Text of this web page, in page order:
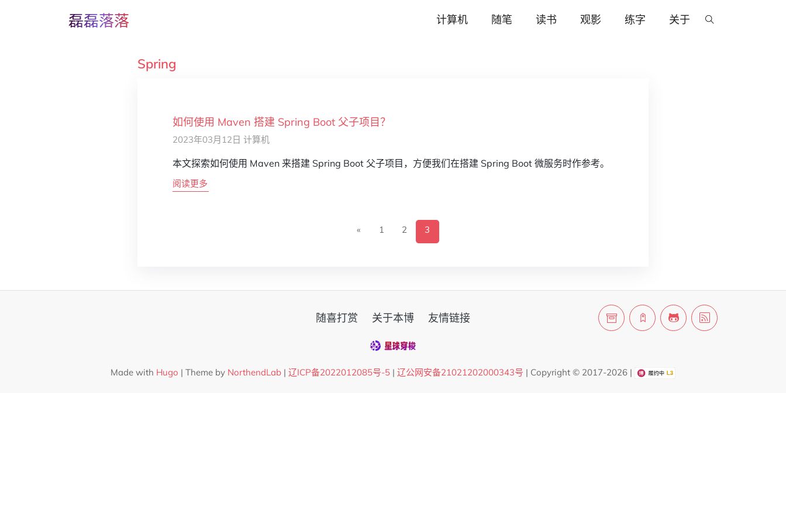
磊磊落落 计算机 随笔 读书 观影 练字 关于
Spring
如何使用 Maven 搭建 Spring Boot 父子项目？
2023年03月12日 计算机
本文探索如何使用 Maven 来搭建 Spring Boot 父子项目，方便我们在搭建 Spring Boot 微服务时作参考。
阅读更多
« 1 2 3
随喜打赏 关于本博 友情链接
Made with Hugo | Theme by NorthendLab |辽ICP备2022012085号-5 |辽公网安备21021202000343号 | Copyright © 2017-2026 |